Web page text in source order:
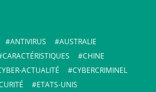
ANTIVIRUS
AUSTRALIE
CARACTÉRISTIQUES
CHINE
ACTUALITÉ
CYBERCRIMINEL
ETATS-UNIS